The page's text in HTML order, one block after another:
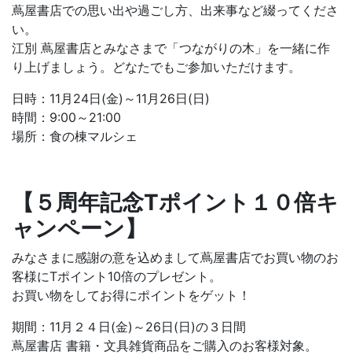
蔦屋書店での思い出や過ごし方、出来事など綴ってくださ
い。
江別 蔦屋書店とみなさまで「つながりの木」を一緒に作
り上げましょう。どなたでもご参加いただけます。
日時：11月24日(金)～11月26日(日)
時間：9:00～21:00
場所：食の棟マルシェ
【５周年記念Tポイント１０倍キ
ャンペーン】
みなさまに感謝の意を込めまして蔦屋書店でお買い物のお
客様にTポイント10倍のプレゼント。
お買い物をしてお得にポイントをゲット！
期間：11月２４日(金)～26日(日)の３日間
蔦屋書店 書籍・文具雑貨商品をご購入のお客様対象。